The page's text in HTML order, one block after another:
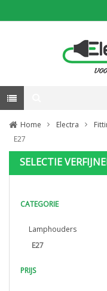
Home Electra
E27
SELECTIE
CATEGORIE
Lamphouders
E27
PRIJS